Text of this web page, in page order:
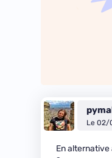
Le 02/
En alternative